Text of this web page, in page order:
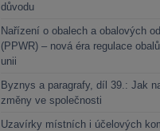
důvodu
Nařízení o obalech a obalových
(PPWR) – nová éra regulace
unii
Byznys a paragrafy, díl 39.: Jak
změny ve společnosti
Uzavírky místních i účelových